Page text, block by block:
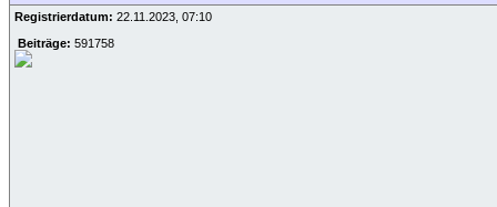
Registrierdatum: 22.11.2023, 07:10
Beiträge: 591758